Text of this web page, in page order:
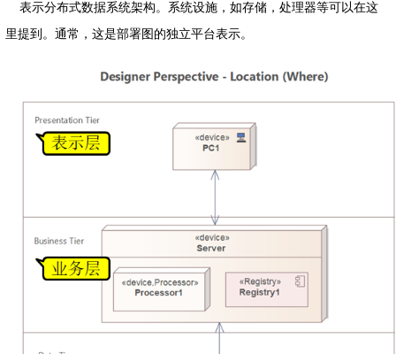
表示分布式数据系统架构。系统设施，如存储，处理器等可以在这
里提到。通常，这是部署图的独立平台表示。